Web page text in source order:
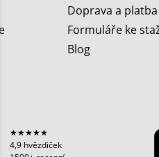
Doprava a platba
Formuláře ke
Blog
★★★★★
4,9 hvězdiček